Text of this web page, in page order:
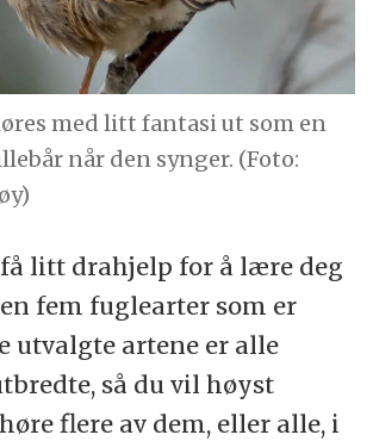
med litt fantasi ut som en
når den synger. (Foto:
litt drahjelp for å lære deg
fem fuglearter som er
utvalgte artene er alle
så du vil høyst
flere av dem, eller alle, i